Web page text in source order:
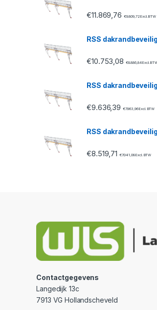
€11.869,76 €9.809,72Excl. BTW
RSS
€10.753,08 €8.886,84Excl.
RSS
€9.636,39 €7.963,96Excl. BTW
RSS
€8.519,71 €7.041,08Excl. BTW
Contactgegevens
Langedijk 13c
7913 VG Hollandscheveld